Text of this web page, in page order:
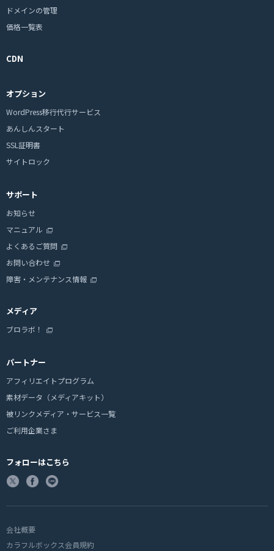
ドメインの管理
価格一覧表
CDN
オプション
WordPress移行代行サービス
あんしんスタート
SSL証明書
サイトロック
サポート
お知らせ
マニュアル
よくあるご質問
お問い合わせ
障害・メンテナンス情報
メディア
ブロラボ！
パートナー
アフィリエイトプログラム
素材データ（メディアキット）
被リンクメディア・サービス一覧
ご利用企業さま
フォローはこちら
会社概要
カラフルボックス会員規約